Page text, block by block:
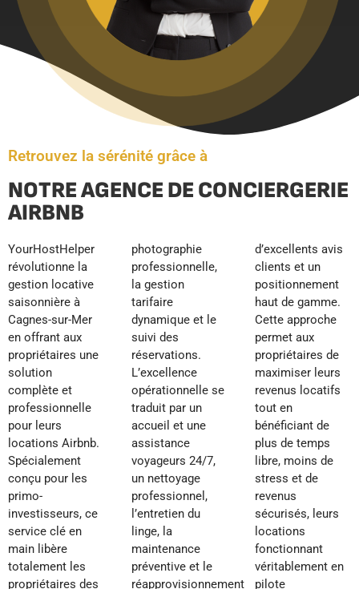
Retrouvez la sérénité grâce à
NOTRE AGENCE DE CONCIERGERIE
AIRBNB
YourHostHelper
révolutionne la
gestion locative
saisonnière à
Cagnes-sur-Mer
en offrant aux
propriétaires une
solution
complète et
professionnelle
pour leurs
locations Airbnb.
Spécialement
conçu pour les
primo-
investisseurs, ce
service clé en
main libère
totalement les
propriétaires des
photographie
professionnelle,
la gestion
tarifaire
dynamique et le
suivi des
réservations.
L’excellence
opérationnelle se
traduit par un
accueil et une
assistance
voyageurs 24/7,
un nettoyage
professionnel,
l’entretien du
linge, la
maintenance
préventive et le
réapprovisionnement
d’excellents avis
clients et un
positionnement
haut de gamme.
Cette approche
permet aux
propriétaires de
maximiser leurs
revenus locatifs
tout en
bénéficiant de
plus de temps
libre, moins de
stress et de
revenus
sécurisés, leurs
locations
fonctionnant
véritablement en
pilote